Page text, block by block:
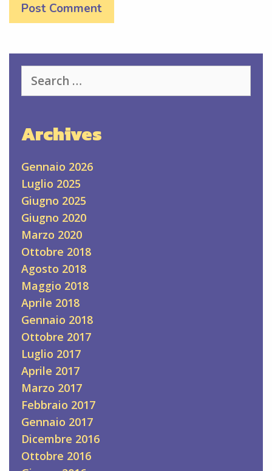
for:
Archives
Gennaio 2026
Luglio 2025
Giugno 2025
Giugno 2020
Marzo 2020
Ottobre 2018
Agosto 2018
Maggio 2018
Aprile 2018
Gennaio 2018
Ottobre 2017
Luglio 2017
Aprile 2017
Marzo 2017
Febbraio 2017
Gennaio 2017
Dicembre 2016
Ottobre 2016